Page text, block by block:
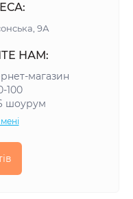
9А
НАМ:
магазин
100
шоурум